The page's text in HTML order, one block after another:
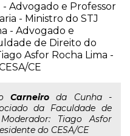
- Advogado e Professor
- Ministro do STJ
- Advogado e
de Direito do
Asfor Rocha Lima -
CE
Carneiro da Cunha -
da Faculdade de
Tiago Asfor
do CESA/CE